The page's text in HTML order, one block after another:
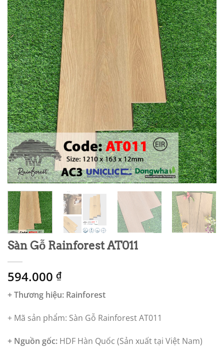
Sàn Gỗ Rainforest AT011
594.000 ₫
+ Thương hiệu: Rainforest
+ Mã sản phẩm: Sàn Gỗ Rainforest AT011
+ Nguồn gốc: HDF Hàn Quốc (Sản xuất tại Việt Nam)